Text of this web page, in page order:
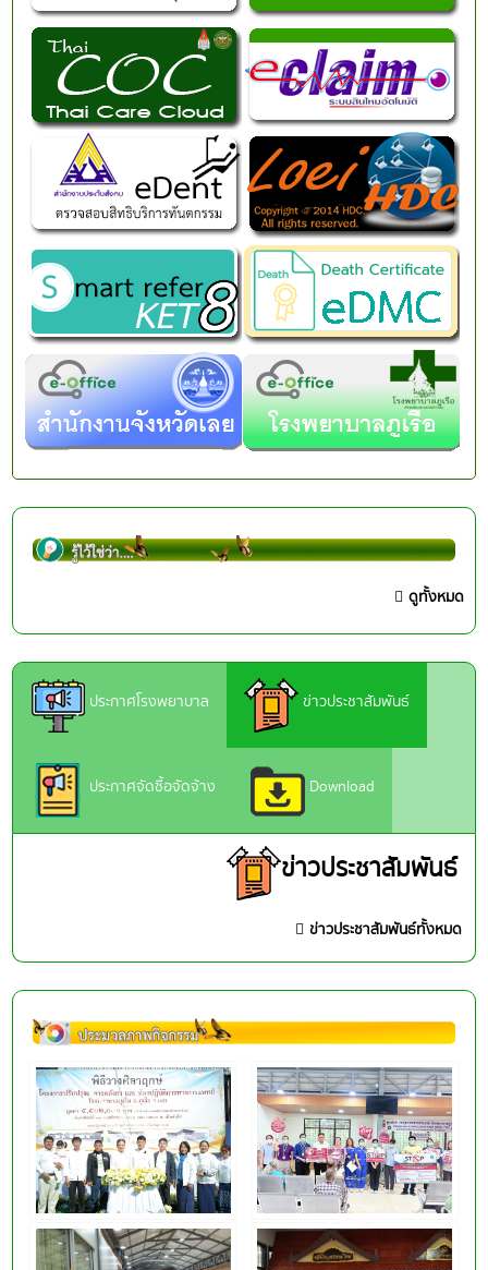
ดูทั้งหมด
ประกาศโรงพยาบาล ข่าวประชาสัมพันธ์
ประกาศจัดซื้อจัดจ้าง Download
ข่าวประชาสัมพันธ์
ข่าวประชาสัมพันธ์ทั้งหมด